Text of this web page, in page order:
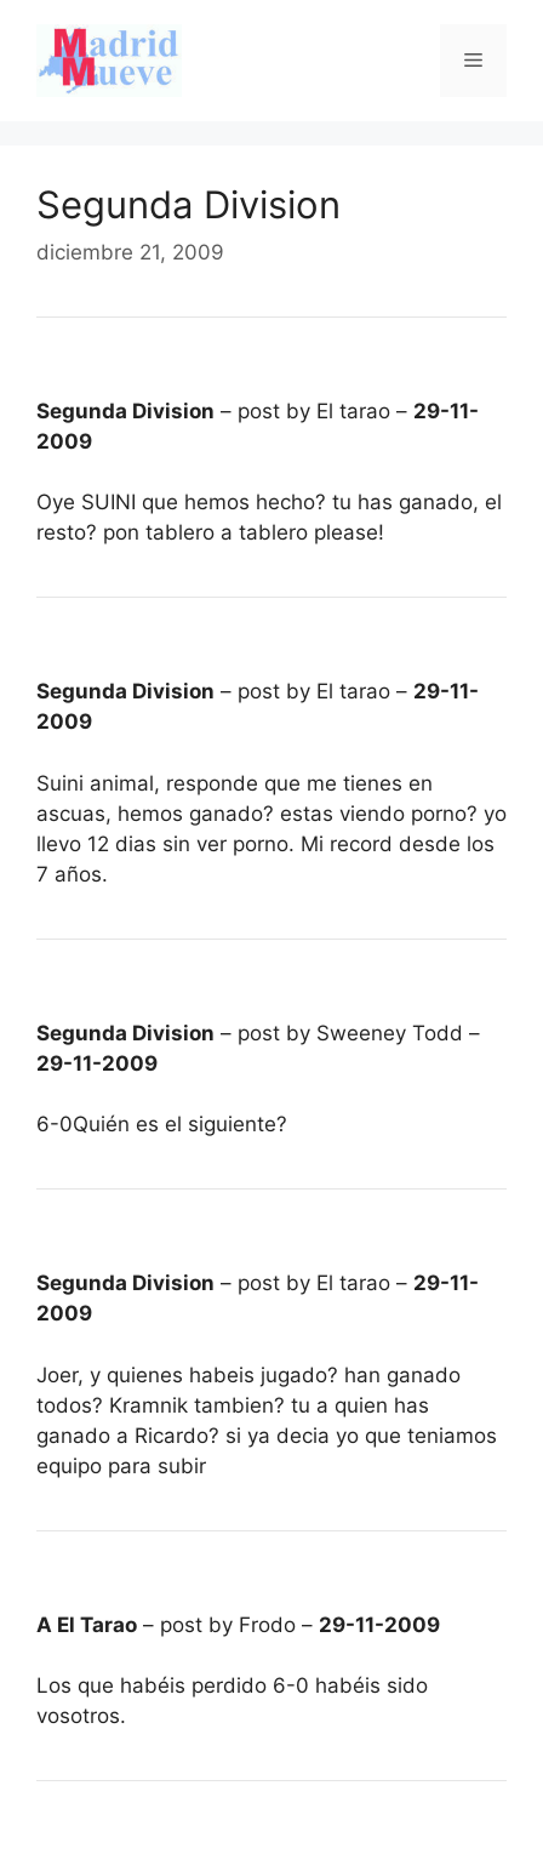
contenido
Menú
Segunda Division
diciembre 21, 2009
Segunda Division – post by El tarao – 29-11-
2009
Oye SUINI que hemos hecho? tu has ganado, el
resto? pon tablero a tablero please!
Segunda Division – post by El tarao – 29-11-
2009
Suini animal, responde que me tienes en
ascuas, hemos ganado? estas viendo porno? yo
llevo 12 dias sin ver porno. Mi record desde los
7 años.
Segunda Division – post by Sweeney Todd –
29-11-2009
6-0Quién es el siguiente?
Segunda Division – post by El tarao – 29-11-
2009
Joer, y quienes habeis jugado? han ganado
todos? Kramnik tambien? tu a quien has
ganado a Ricardo? si ya decia yo que teniamos
equipo para subir
A El Tarao – post by Frodo – 29-11-2009
Los que habéis perdido 6-0 habéis sido
vosotros.